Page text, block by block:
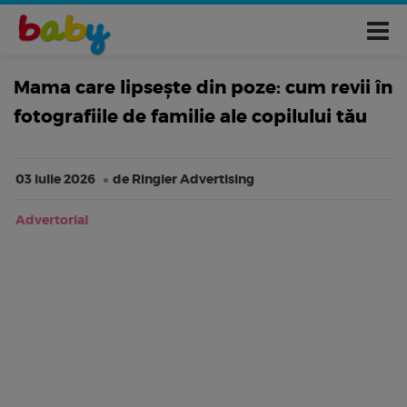
Mama care lipsește din poze: cum revii în
fotografiile de familie ale copilului tău
03 iulie 2026 de Ringier Advertising
Advertorial